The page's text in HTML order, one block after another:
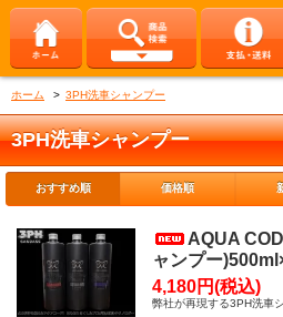
ホーム > 3PH洗車シャンプー
3PH洗車シャンプー
おすすめ順 価格順
AQUA
ャンプー
4,180円(税込)
弊社が再現する3PH洗車